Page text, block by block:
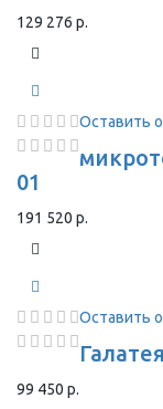
129 276 р.
Оставить
01
191 520 р.
Оставить
99 450 р.